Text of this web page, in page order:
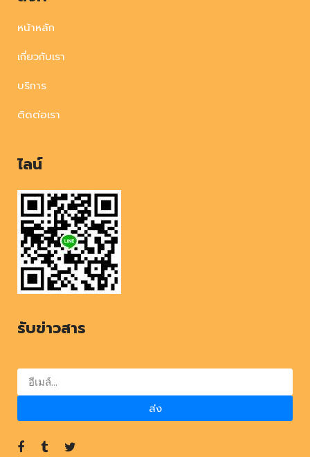
หน้าหลัก
เกี่ยวกับเรา
บริการ
ติดต่อเรา
ไลน์
รับข่าวสาร